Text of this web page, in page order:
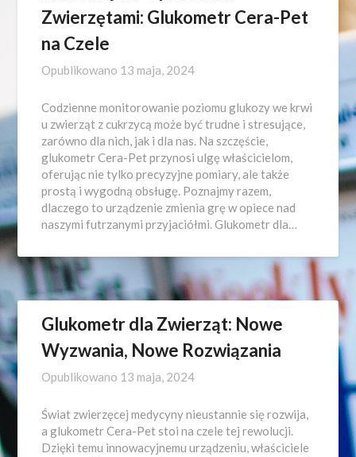
Zwierzętami: Glukometr Cera-Pet
na Czele
Opublikowano 13 maja, 2024
Codzienne monitorowanie poziomu glukozy we krwi
u zwierząt z cukrzycą może być trudne i stresujące,
zarówno dla nich, jak i dla nas. Na szczęście,
glukometr Cera-Pet przynosi ulgę właścicielom,
oferując nie tylko precyzyjne pomiary, ale także
prostą i wygodną obsługę. Poznajmy razem,
dlaczego to urządzenie zmienia grę w opiece nad
naszymi futrzanymi przyjaciółmi. Glukometr dla…
Glukometr dla Zwierząt: Nowe
Wyzwania, Nowe Rozwiązania
Opublikowano 13 maja, 2024
Świat zwierzęcej medycyny nieustannie się rozwija,
a glukometr Cera-Pet stoi na czele tej rewolucji.
Dzięki temu innowacyjnemu urządzeniu, właściciele